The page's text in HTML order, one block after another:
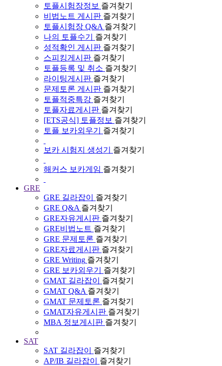
토플시험장정보 즐겨찾기
비법노트 게시판 즐겨찾기
토플시험장 Q&A 즐겨찾기
나의 토플수기
즐겨찾기
성적확인 게시판 즐겨찾기
스피킹게시판 즐겨찾기
토플등록 및 취소 즐겨찾기
라이팅게시판 즐겨찾기
문제토론 게시판 즐겨찾기
토플적중특강 즐겨찾기
토플자료게시판 즐겨찾기
[ETS공식] 토플정보 즐겨찾기
토플 보카외우기
즐겨찾기
보카 시험지 생성기 즐겨찾기
해커스 보카게임 즐겨찾기
GRE
GRE 길라잡이
즐겨찾기
GRE Q&A 즐겨찾기
GRE자유게시판 즐겨찾기
GRE비법노트 즐겨찾기
GRE 문제토론 즐겨찾기
GRE자료게시판 즐겨찾기
GRE Writing 즐겨찾기
GRE 보카외우기
즐겨찾기
GMAT 길라잡이
즐겨찾기
GMAT Q&A 즐겨찾기
GMAT 문제토론 즐겨찾기
GMAT자유게시판 즐겨찾기
MBA 정보게시판 즐겨찾기
SAT
SAT 길라잡이
즐겨찾기
AP/IB 길라잡이
즐겨찾기